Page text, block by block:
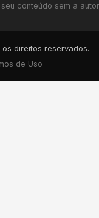
conteúdo sem a
direitos reservados.
de Uso